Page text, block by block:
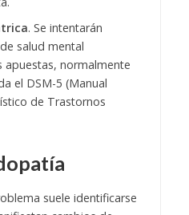
. Se intentarán
salud mental
apuestas, normalmente
el DSM-5 (Manual
de Trastornos
suele identificarse